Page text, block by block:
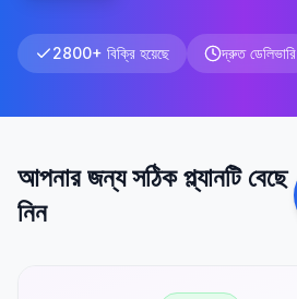
2800+ বিক্রি হয়েছে দ্রুত ডেলিভারি
আপনার জন্য সঠিক প্ল্যানটি বেছে
নিন